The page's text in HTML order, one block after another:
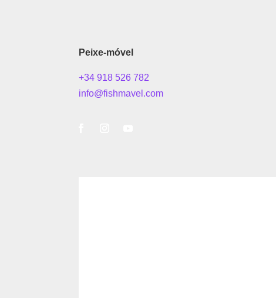
Peixe-móvel
+34 918 526 782
info@fishmavel.com